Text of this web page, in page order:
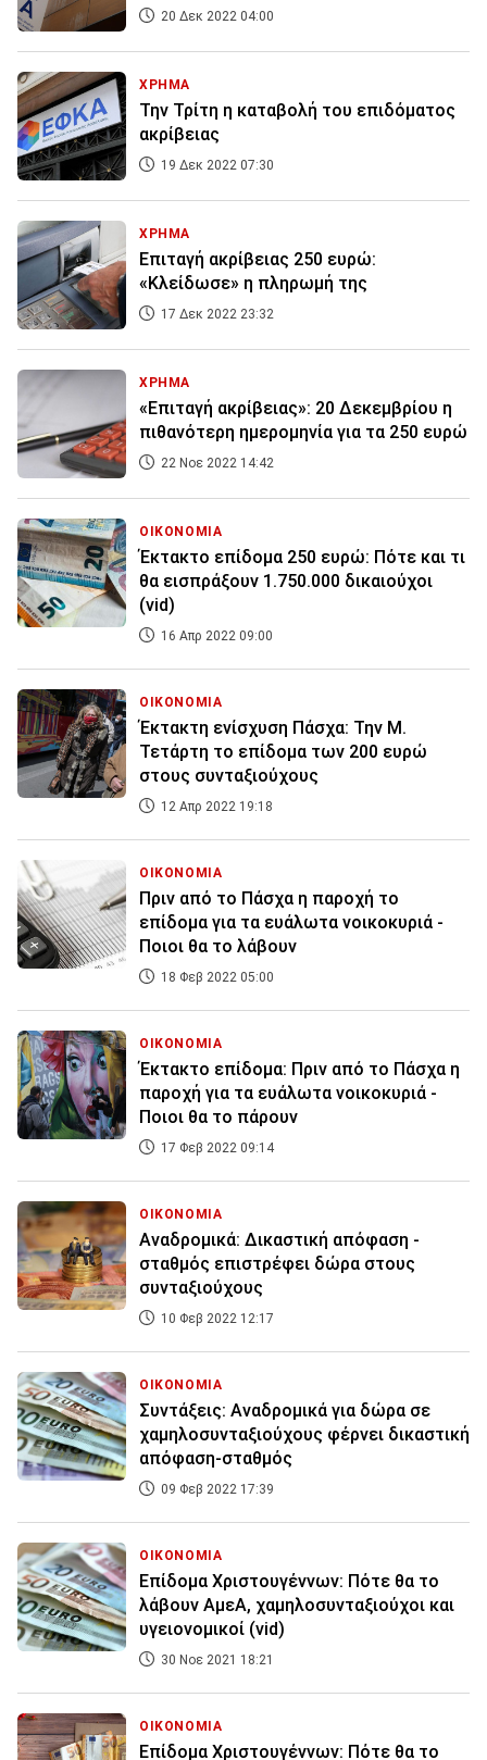
20 Δεκ 2022 04:00
ΧΡΗΜΑ
Την Τρίτη η καταβολή του επιδόματος
ακρίβειας
19 Δεκ 2022 07:30
ΧΡΗΜΑ
Επιταγή ακρίβειας 250 ευρώ:
«Κλείδωσε» η πληρωμή της
17 Δεκ 2022 23:32
ΧΡΗΜΑ
«Επιταγή ακρίβειας»: 20 Δεκεμβρίου η
πιθανότερη ημερομηνία για τα 250 ευρώ
22 Νοε 2022 14:42
ΟΙΚΟΝΟΜΙΑ
Έκτακτο επίδομα 250 ευρώ: Πότε και τι
θα εισπράξουν 1.750.000 δικαιούχοι
(vid)
16 Απρ 2022 09:00
ΟΙΚΟΝΟΜΙΑ
Έκτακτη ενίσχυση Πάσχα: Την Μ.
Τετάρτη το επίδομα των 200 ευρώ
στους συνταξιούχους
12 Απρ 2022 19:18
ΟΙΚΟΝΟΜΙΑ
Πριν από το Πάσχα η παροχή το
επίδομα για τα ευάλωτα νοικοκυριά -
Ποιοι θα το λάβουν
18 Φεβ 2022 05:00
ΟΙΚΟΝΟΜΙΑ
Έκτακτο επίδομα: Πριν από το Πάσχα η
παροχή για τα ευάλωτα νοικοκυριά -
Ποιοι θα το πάρουν
17 Φεβ 2022 09:14
ΟΙΚΟΝΟΜΙΑ
Αναδρομικά: Δικαστική απόφαση -
σταθμός επιστρέφει δώρα στους
συνταξιούχους
10 Φεβ 2022 12:17
ΟΙΚΟΝΟΜΙΑ
Συντάξεις: Αναδρομικά για δώρα σε
χαμηλοσυνταξιούχους φέρνει δικαστική
απόφαση-σταθμός
09 Φεβ 2022 17:39
ΟΙΚΟΝΟΜΙΑ
Επίδομα Χριστουγέννων: Πότε θα το
λάβουν ΑμεΑ, χαμηλοσυνταξιούχοι και
υγειονομικοί (vid)
30 Νοε 2021 18:21
ΟΙΚΟΝΟΜΙΑ
Επίδομα Χριστουγέννων: Πότε θα το